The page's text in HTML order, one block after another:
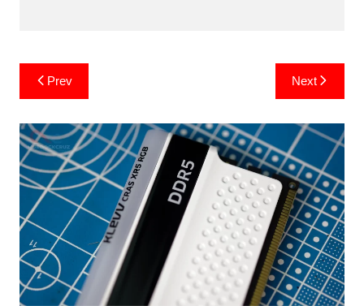
Post
navigation
Prev Next